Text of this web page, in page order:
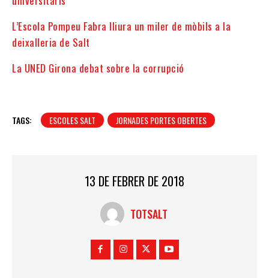
L’Escola Pompeu Fabra lliura un miler de mòbils a la
deixalleria de Salt
La UNED Girona debat sobre la corrupció
TAGS: ESCOLES SALT JORNADES PORTES OBERTES
13 DE FEBRER DE 2018
TOTSALT